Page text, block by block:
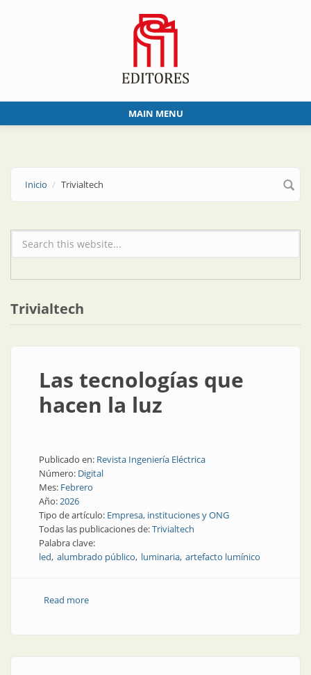
MAIN MENU
Inicio Trivialtech
Formulario de búsqueda
Trivialtech
Las tecnologías que
hacen la luz
Publicado en: Revista Ingeniería Eléctrica
Número: Digital
Mes: Febrero
Año:2026
Tipo de artículo: Empresa, instituciones y ONG
Todas las publicaciones de:Trivialtech
Palabra clave:
led alumbrado público luminaria artefacto lumínico
Read moreabout Las tecnologías que hacen la luz